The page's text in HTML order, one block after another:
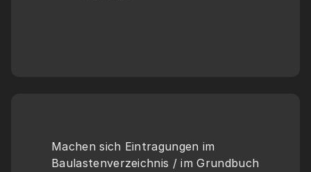
Machen sich Eintragungen im
Baulastenverzeichnis / im Grundbuch